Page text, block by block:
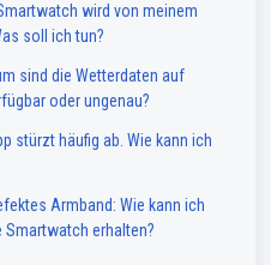
wird von meinem
soll ich tun?
sind die Wetterdaten auf
oder ungenau?
stürzt häufig ab. Wie kann ich
Armband: Wie kann ich
erhalten?